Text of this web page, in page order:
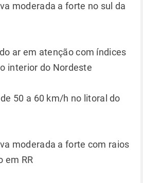
moderada a forte no sul da
ar em atenção com índices
interior do Nordeste
50 a 60 km/h no litoral do
moderada a forte com raios
em RR